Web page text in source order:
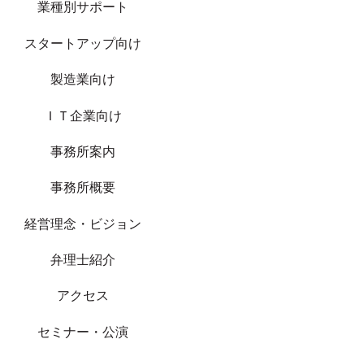
業種別サポート
スタートアップ向け
製造業向け
ＩＴ企業向け
事務所案内
事務所概要
経営理念・ビジョン
弁理士紹介
アクセス
セミナー・公演